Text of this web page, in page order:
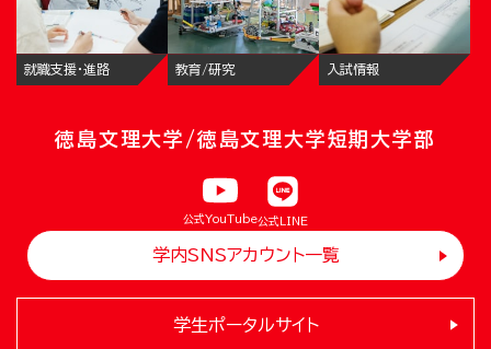
就職支援・進路 教育/研究 入試情報
徳島文理大学/徳島文理大学短期大学部
公式YouTube公式LINE
学内SNSアカウント一覧
学生ポータルサイト